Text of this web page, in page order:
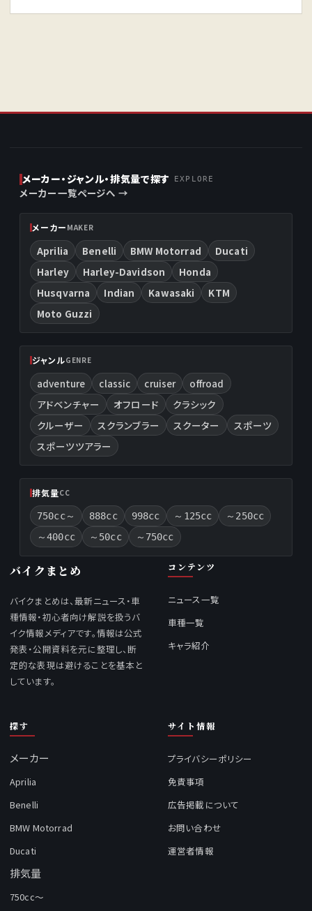
メーカー・ジャンル・排気量で探す EXPLORE
メーカー一覧ページへ →
メーカー MAKER
Aprilia Benelli BMW Motorrad
Ducati
Harley
Harley-Davidson
Honda
Husqvarna
Indian Kawasaki
KTM
Moto Guzzi
ジャンルGENRE
adventure classic cruiser
offroad
アドベンチャー
オフロード
クラシック
クルーザー
スクランブラー スクーター
スポーツ
スポーツツアラー
排気量CC
750cc～ 888cc 998cc ～125cc
～250cc
～400cc
～50cc ～750cc
バイクまとめ
バイクまとめは、最新ニュース・車
種情報・初心者向け解説を扱うバ
イク情報メディアです。情報は公式
発表・公開資料を元に整理し、断
定的な表現は避けることを基本と
しています。
コンテンツ
ニュース一覧
車種一覧
キャラ紹介
探す
メーカー
Aprilia
Benelli
BMW Motorrad
Ducati
排気量
750cc～
サイト情報
プライバシーポリシー
免責事項
広告掲載について
お問い合わせ
運営者情報